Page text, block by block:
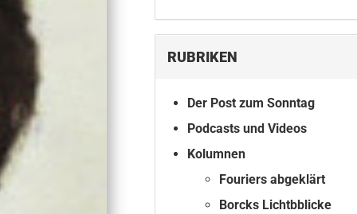
RUBRIKEN
Der Post zum Sonntag
Podcasts und Videos
Kolumnen
Fouriers abgeklärt
Borcks Lichtbblicke